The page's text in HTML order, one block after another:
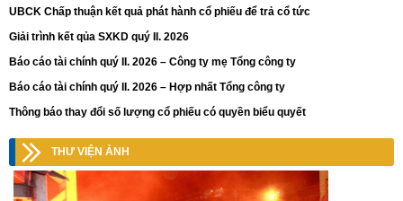
UBCK Chấp thuận kết quả phát hành cổ phiếu để trả cổ tức
Giải trình kết qủa SXKD quý II. 2026
Báo cáo tài chính quý II. 2026 – Công ty mẹ Tổng công ty
Báo cáo tài chính quý II. 2026 – Hợp nhất Tổng công ty
Thông báo thay đổi số lượng cổ phiếu có quyền biểu quyết
THƯ VIỆN ẢNH